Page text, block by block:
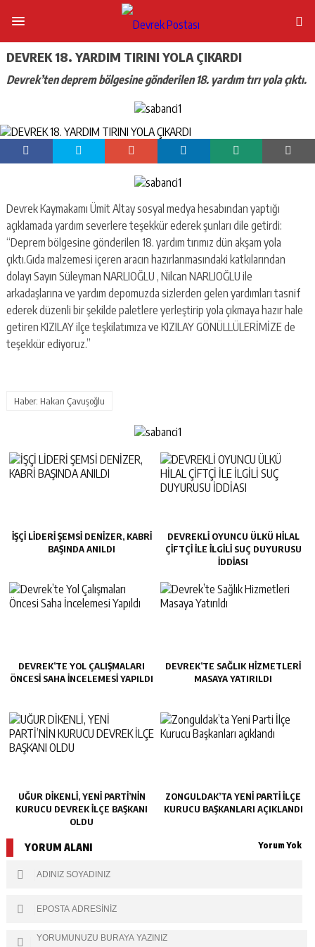
DEVREK 18. YARDIM TIRINI YOLA ÇIKARDI
Devrek’ten deprem bölgesine gönderilen 18. yardım tırı yola çıktı.
Devrek Kaymakamı Ümit Altay sosyal medya hesabından yaptığı
açıklamada yardım severlere teşekkür ederek şunları dile getirdi:
“Deprem bölgesine gönderilen 18. yardım tırımız dün akşam yola
çıktı.Gıda malzemesi içeren aracın hazırlanmasındaki katkılarından
dolayı Sayın Süleyman NARLIOĞLU , Nilcan NARLIOĞLU ile
arkadaşlarına ve yardım depomuzda sizlerden gelen yardımları tasnif
ederek düzenli bir şekilde paletlere yerleştirip yola çıkmaya hazır hale
getiren KIZILAY ilçe teşkilatımıza ve KIZILAY GÖNÜLLÜLERİMİZE de
teşekkür ediyoruz.”
Haber: Hakan Çavuşoğlu
İŞÇİ LİDERİ ŞEMSİ DENİZER, KABRİ
BAŞINDA ANILDI
DEVREKLİ OYUNCU ÜLKÜ HİLAL
ÇİFTÇİ İLE İLGİLİ SUÇ DUYURUSU
İDDİASI
DEVREK’TE YOL ÇALIŞMALARI
ÖNCESI SAHA İNCELEMESI YAPILDI
DEVREK’TE SAĞLIK HIZMETLERI
MASAYA YATIRILDI
UĞUR DİKENLİ, YENİ PARTİ’NİN
KURUCU DEVREK İLÇE BAŞKANI
OLDU
ZONGULDAK’TA YENI PARTI İLÇE
KURUCU BAŞKANLARI AÇIKLANDI
YORUM ALANI Yorum Yok